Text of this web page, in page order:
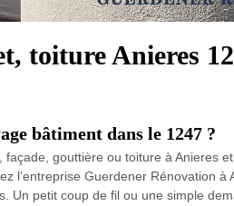
toiture Anieres
bâtiment dans le 1247 ?
gouttière ou toiture à Anieres
l’entreprise Guerdener Rénovation à
Un petit coup de fil ou une simple